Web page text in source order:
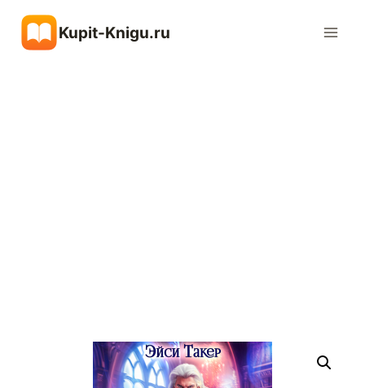
содержимому
Kupit-Knigu.ru